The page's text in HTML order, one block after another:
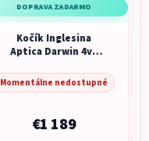
DOPRAVA ZADARMO
Kočík Inglesina
Aptica Darwin 4v1
Momentálne nedostupné
€1 189